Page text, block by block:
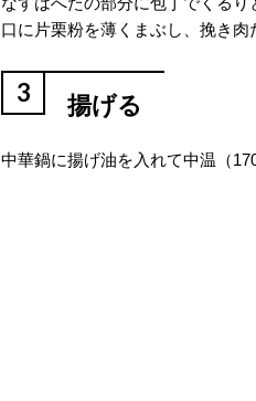
口に片栗粉を薄くまぶし、挽き肉
3 揚げる
中華鍋に揚げ油を入れて中温（